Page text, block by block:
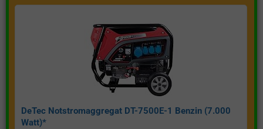
DeTec Notstromaggregat DT-7500E-1 Benzin (7.000
Watt)*